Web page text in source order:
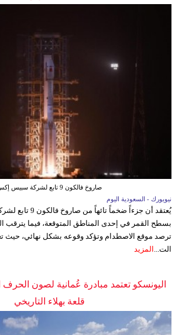
صاروخ فالكون 9 تابع لشركة سبيس إكس
نيويورك - السعودية اليوم
يُعتقد أن جزءاً ضخماً
بسطح القمر في إحدى المناطق المتوقعة، فيما يترقب
ترصد موقع الاصطدام وتؤكد وقوعه بشكل نهائي، حيث
الت... المزيد
اليونسكو تعتمد مبادرة عُمانية لصون الحرف
قلعة بهلاء التاريخي